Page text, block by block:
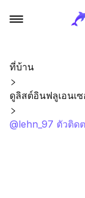
ที่บ้าน
ดูลิสต์อินฟลูเอนเซ
@lehn_97 ตัวติด